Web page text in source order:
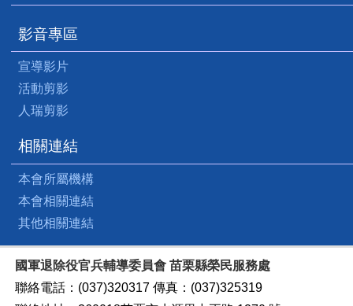
影音專區
宣導影片
活動剪影
人瑞剪影
相關連結
本會所屬機構
本會相關連結
其他相關連結
國軍退除役官兵輔導委員會 苗栗縣榮民服務處
聯絡電話：(037)320317 傳真：(037)325319